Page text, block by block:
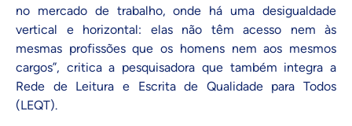
no mercado de trabalho, onde há uma desigualdade
vertical e horizontal: elas não têm acesso nem às
mesmas profissões que os homens nem aos mesmos
cargos”, critica a pesquisadora que também integra a
Rede de Leitura e Escrita de Qualidade para Todos
(LEQT).